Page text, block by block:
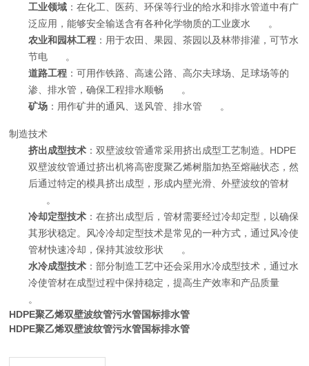
工业领域 ：在化工、医药、环保等行业的给水和排水管道中有广
泛应用，能够安全输送含有各种化学物质的工业废水
。
农业和园林工程 ：用于农田、果园、茶园以及林带排灌，可节水
节电
。
道路工程 ：可用作铁路、高速公路、高尔夫球场、足球场等的
渗、排水管，确保工程排水顺畅
。
矿场 ：用作矿井的通风、送风管、排水管 。
制造技术
挤出成型技术 ：双壁波纹管通常采用挤出成型工艺制造。HDPE
双壁波纹管通过挤出机将高密度聚乙烯树脂加热至熔融状态，然
后通过特定的模具挤出成型，形成内壁光滑、外壁波纹的管材
。
冷却定型技术 ：在挤出成型后，管材需要经过冷却定型，以确保
其形状稳定。风冷冷却定型技术是常见的一种方式，通过风冷使
管材快速冷却，保持其波纹形状
。
水冷成型技术 ：部分制造工艺中还会采用水冷成型技术，通过水
冷使管材在成型过程中保持稳定，提高生产效率和产品质量
。
HDPE聚乙烯双壁波纹管污水管国标排水管
HDPE聚乙烯双壁波纹管污水管国标排水管